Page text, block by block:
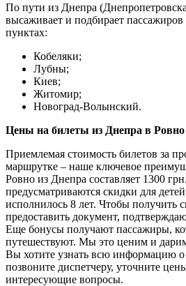
По пути из Днепра
высаживает и подбирает
пунктах:
Кобеляки;
Лубны;
Киев;
Житомир;
Новоград-Волынский.
Цены на билеты из Днепра в Ровно
Приемлемая стоимость билетов за
маршрутке – наше ключевое
Ровно из Днепра составляет 1300
предусматриваются скидки для
исполнилось 8 лет. Чтобы получить
предоставить документ,
Еще бонусы получают пассажиры,
путешествуют. Мы это ценим и
Вы хотите узнать всю информацию о
позвоните диспетчеру, уточните
интересующие вопросы.